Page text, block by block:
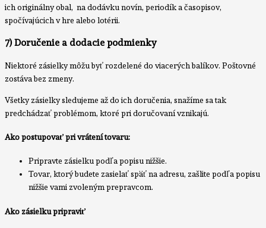
ich originálny obal, na dodávku novín, periodík a časopisov,
spočívajúcich v hre alebo lotérii.
7) Doručenie a dodacie podmienky
Niektoré zásielky môžu byť rozdelené do viacerých balíkov. Poštovné
zostáva bez zmeny.
Všetky zásielky sledujeme až do ich doručenia, snažíme sa tak
predchádzať problémom, ktoré pri doručovaní vznikajú.
Ako postupovať pri vrátení tovaru:
Pripravte zásielku podľa popisu nižšie.
Tovar, ktorý budete zasielať späť na adresu, zašlite podľa popisu
nižšie vami zvoleným prepravcom.
Ako zásielku pripraviť